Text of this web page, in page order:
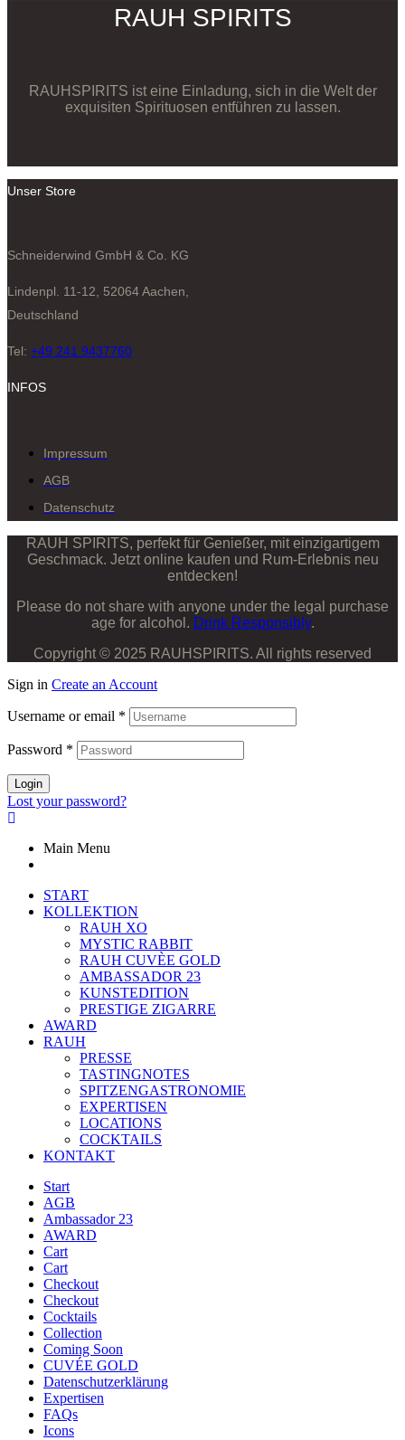
RAUH SPIRITS
RAUHSPIRITS ist eine Einladung, sich in die Welt der
exquisiten Spirituosen entführen zu lassen.
Unser Store
Schneiderwind GmbH & Co. KG
Lindenpl. 11-12, 52064 Aachen,
Deutschland
Tel: +49 241 9437760
INFOS
Impressum
AGB
Datenschutz
RAUH SPIRITS, perfekt für Genießer, mit einzigartigem
Geschmack. Jetzt online kaufen und Rum-Erlebnis neu
entdecken!
Please do not share with anyone under the legal purchase
age for alcohol. Drink Responsibly.
Copyright © 2025 RAUHSPIRITS. All rights reserved
Sign in Create an Account
Username or email *
Password *
Login
Lost your password?
Main Menu
START
KOLLEKTION
RAUH XO
MYSTIC RABBIT
RAUH CUVÈE GOLD
AMBASSADOR 23
KUNSTEDITION
PRESTIGE ZIGARRE
AWARD
RAUH
PRESSE
TASTINGNOTES
SPITZENGASTRONOMIE
EXPERTISEN
LOCATIONS
COCKTAILS
KONTAKT
Start
AGB
Ambassador 23
AWARD
Cart
Cart
Checkout
Checkout
Cocktails
Collection
Coming Soon
CUVÉE GOLD
Datenschutzerklärung
Expertisen
FAQs
Icons